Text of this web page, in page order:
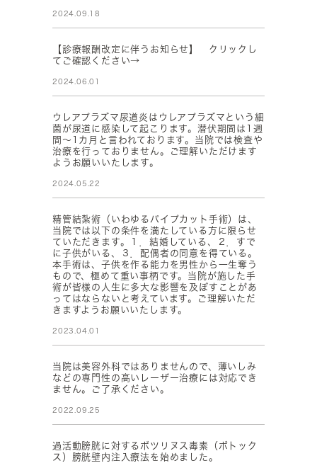
2024.09.18
【診療報酬改定に伴うお知らせ】 クリックし
てご確認ください→
2024.06.01
ウレアプラズマ尿道炎はウレアプラズマという細
菌が尿道に感染して起こります。潜伏期間は1週
間～1カ月と言われております。当院では検査や
治療を行っておりません。ご理解いただけます
ようお願いいたします。
2024.05.22
精管結紮術（いわゆるパイプカット手術）は、
当院では以下の条件を満たしている方に限らせ
ていただきます。１．結婚している、２．すで
に子供がいる、３．配偶者の同意を得ている。
本手術は、子供を作る能力を男性から一生奪う
もので、極めて重い事柄です。当院が施した手
術が皆様の人生に多大な影響を及ぼすことがあ
ってはならないと考えています。ご理解いただ
きますようお願いいたします。
2023.04.01
当院は美容外科ではありませんので、薄いしみ
などの専門性の高いレーザー治療には対応でき
ません。ご了承ください。
2022.09.25
過活動膀胱に対するボツリヌス毒素（ボトック
ス）膀胱壁内注入療法を始めました。